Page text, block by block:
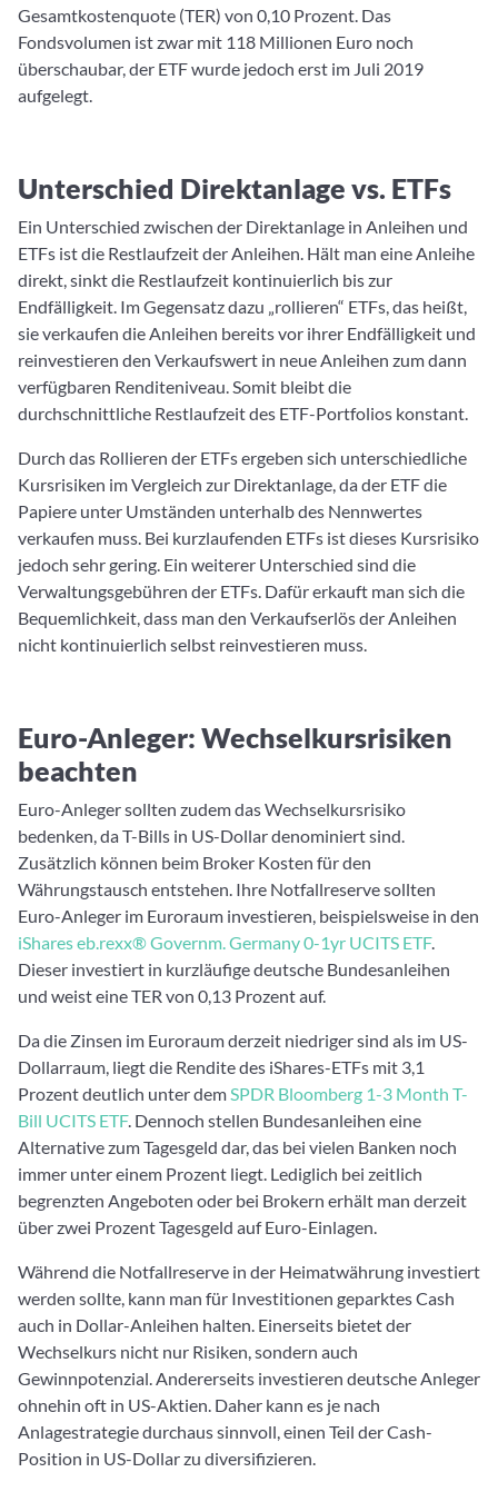
Gesamtkostenquote (TER) von 0,10 Prozent. Das
Fondsvolumen ist zwar mit 118 Millionen Euro noch
überschaubar, der ETF wurde jedoch erst im Juli 2019
aufgelegt.
Unterschied Direktanlage vs. ETFs
Ein Unterschied zwischen der Direktanlage in Anleihen und
ETFs ist die Restlaufzeit der Anleihen. Hält man eine Anleihe
direkt, sinkt die Restlaufzeit kontinuierlich bis zur
Endfälligkeit. Im Gegensatz dazu „rollieren“ ETFs, das heißt,
sie verkaufen die Anleihen bereits vor ihrer Endfälligkeit und
reinvestieren den Verkaufswert in neue Anleihen zum dann
verfügbaren Renditeniveau. Somit bleibt die
durchschnittliche Restlaufzeit des ETF-Portfolios konstant.
Durch das Rollieren der ETFs ergeben sich unterschiedliche
Kursrisiken im Vergleich zur Direktanlage, da der ETF die
Papiere unter Umständen unterhalb des Nennwertes
verkaufen muss. Bei kurzlaufenden ETFs ist dieses Kursrisiko
jedoch sehr gering. Ein weiterer Unterschied sind die
Verwaltungsgebühren der ETFs. Dafür erkauft man sich die
Bequemlichkeit, dass man den Verkaufserlös der Anleihen
nicht kontinuierlich selbst reinvestieren muss.
Euro-Anleger: Wechselkursrisiken
beachten
Euro-Anleger sollten zudem das Wechselkursrisiko
bedenken, da T-Bills in US-Dollar denominiert sind.
Zusätzlich können beim Broker Kosten für den
Währungstausch entstehen. Ihre Notfallreserve sollten
Euro-Anleger im Euroraum investieren, beispielsweise in den
iShares eb.rexx® Governm. Germany 0-1yr UCITS ETF.
Dieser investiert in kurzläufige deutsche Bundesanleihen
und weist eine TER von 0,13 Prozent auf.
Da die Zinsen im Euroraum derzeit niedriger sind als im US-
Dollarraum, liegt die Rendite des iShares-ETFs mit 3,1
Prozent deutlich unter demSPDR Bloomberg 1-3 Month T-
Bill UCITS ETF. Dennoch stellen Bundesanleihen eine
Alternative zum Tagesgeld dar, das bei vielen Banken noch
immer unter einem Prozent liegt. Lediglich bei zeitlich
begrenzten Angeboten oder bei Brokern erhält man derzeit
über zwei Prozent Tagesgeld auf Euro-Einlagen.
Während die Notfallreserve in der Heimatwährung investiert
werden sollte, kann man für Investitionen geparktes Cash
auch in Dollar-Anleihen halten. Einerseits bietet der
Wechselkurs nicht nur Risiken, sondern auch
Gewinnpotenzial. Andererseits investieren deutsche Anleger
ohnehin oft in US-Aktien. Daher kann es je nach
Anlagestrategie durchaus sinnvoll, einen Teil der Cash-
Position in US-Dollar zu diversifizieren.